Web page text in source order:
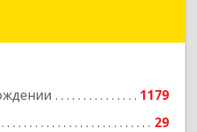
1179
29
обл, Екатеринбург г,